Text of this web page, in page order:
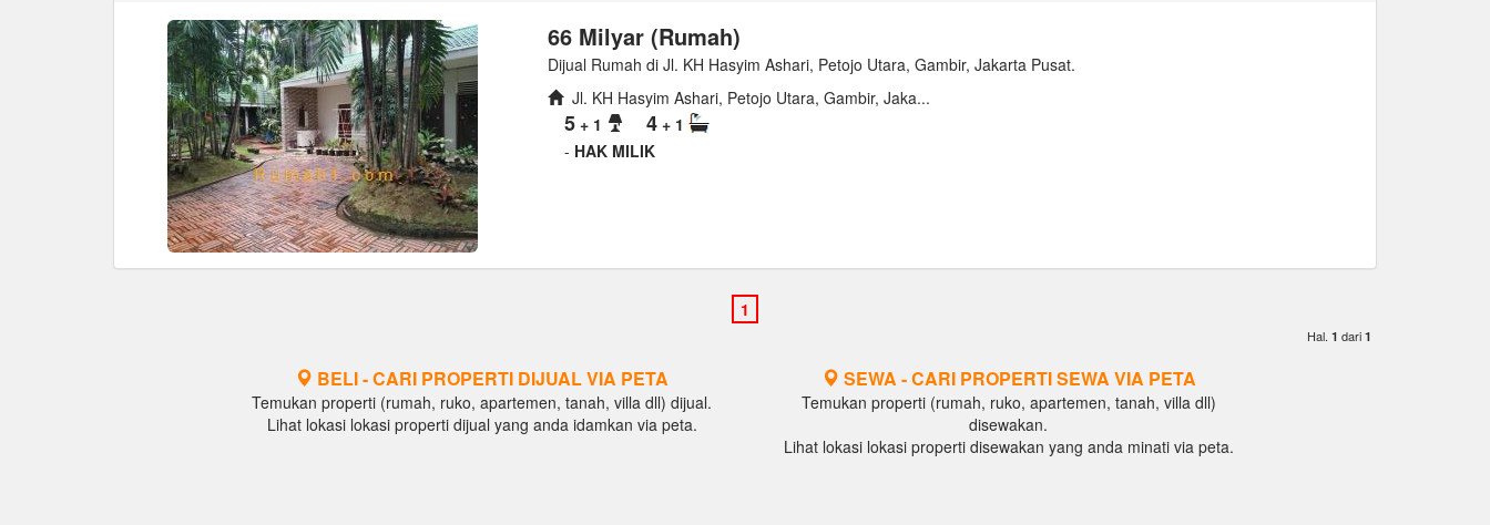
66 Milyar (Rumah)
Dijual Rumah di Jl. KH Hasyim Ashari, Petojo Utara, Gambir, Jakarta Pusat.
Jl. KH Hasyim Ashari, Petojo Utara, Gambir, Jaka...
5 + 1 4 + 1
- HAK MILIK
Hal. 1 dari 1
BELI - CARI PROPERTI DIJUAL VIA PETA
Temukan properti (rumah, ruko, apartemen, tanah, villa dll) dijual.
Lihat lokasi lokasi properti dijual yang anda idamkan via peta.
SEWA - CARI PROPERTI SEWA VIA PETA
Temukan properti (rumah, ruko, apartemen, tanah, villa dll)
disewakan.
Lihat lokasi lokasi properti disewakan yang anda minati via peta.